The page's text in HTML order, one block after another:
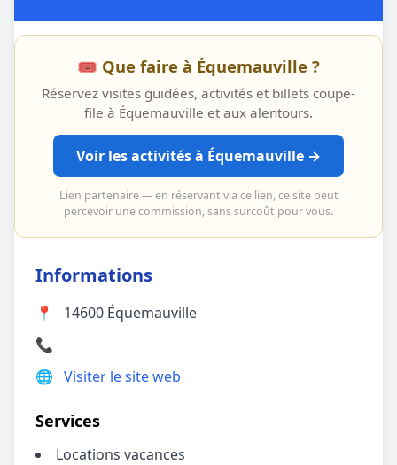
🎟️ Que faire à Équemauville ?
Réservez visites guidées, activités et billets coupe-
file à Équemauville et aux alentours.
Voir les activités à Équemauville →
Lien partenaire — en réservant via ce lien, ce site peut
percevoir une commission, sans surcoût pour vous.
Informations
📍
14600 Équemauville
📞
🌐 Visiter le site web
Services
Locations vacances